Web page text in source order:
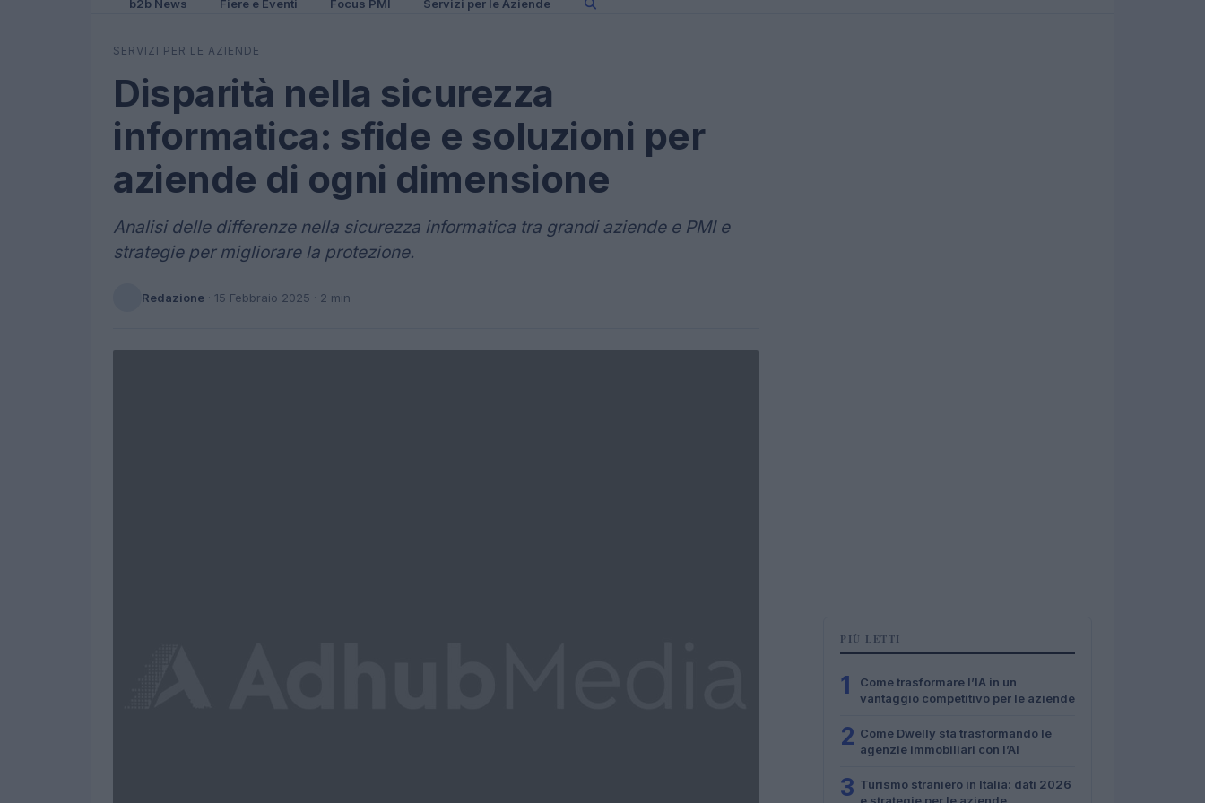
b2b News Fiere e Eventi Focus PMI Servizi per le Aziende
SERVIZI PER LE AZIENDE
Disparità nella sicurezza
informatica: sfide e soluzioni per
aziende di ogni dimensione
Analisi delle differenze nella sicurezza informatica tra grandi aziende e PMI e
strategie per migliorare la protezione.
Redazione · 15 Febbraio 2025 · 2 min
PIÙ LETTI
1
Come trasformare l’IA in un
vantaggio competitivo per le aziende
2 Come Dwelly sta trasformando le
agenzie immobiliari con l’AI
3 Turismo straniero in Italia: dati 2026